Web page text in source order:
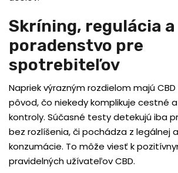
Skríning, regulácia a
poradenstvo pre
spotrebiteľov
Napriek výrazným rozdielom majú
pôvod, čo niekedy komplikuje cestné
kontroly. Súčasné testy detekujú iba
bez rozlíšenia, či pochádza z legálnej
konzumácie. To môže viesť k
pravidelných užívateľov CBD.